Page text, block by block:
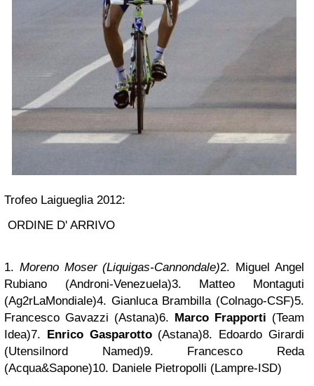
Trofeo Laigueglia 2012:
ORDINE D' ARRIVO
1. Moreno Moser(Liquigas-Cannondale)2. Miguel Angel
Rubiano (Androni-Venezuela)3. Matteo Montaguti
(Ag2rLaMondiale)4. Gianluca Brambilla (Colnago-CSF)5.
Francesco Gavazzi (Astana)6.
Marco Frapporti (Team
Idea)7.
Enrico Gasparotto(Astana)8. Edoardo Girardi
(Utensilnord Named)9. Francesco Reda
(Acqua&Sapone)10. Daniele Pietropolli (Lampre-ISD)